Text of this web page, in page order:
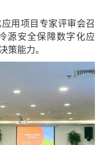
用项目专家评审会召
源安全保障数字化应
策能力。